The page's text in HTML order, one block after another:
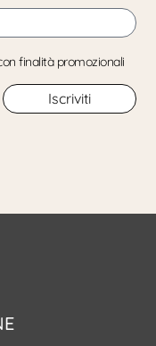
finalità promozionali
Iscriviti